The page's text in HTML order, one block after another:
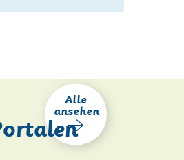
Alle
ansehen